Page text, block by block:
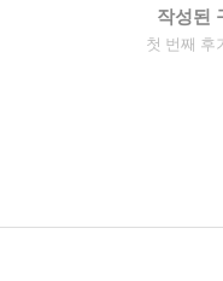
작성된
첫 번째 후